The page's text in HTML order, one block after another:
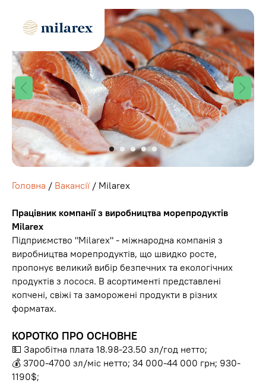
Головна / Вакансії/ Milarex
Працівник компанії з виробництва морепродуктів
Milarex
Підприємство "Milarex" - міжнародна компанія з
виробництва морепродуктів, що швидко росте,
пропонує великий вибір безпечних та екологічних
продуктів з лосося. В асортименті представлені
копчені, свіжі та заморожені продукти в різних
форматах.
КОРОТКО ПРО ОСНОВНЕ
💵 Заробітна плата 18.98-23.50 зл/год нетто;
💰 3700-4700 зл/міс нетто; 34 000-44 000 грн; 930-
1190$;